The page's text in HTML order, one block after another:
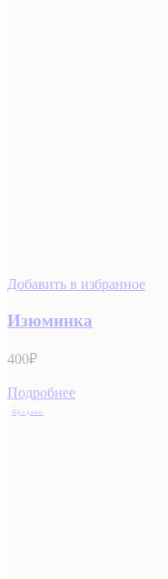
Добавить в избранное
Изюминка
400₽
Подробнее
Продано